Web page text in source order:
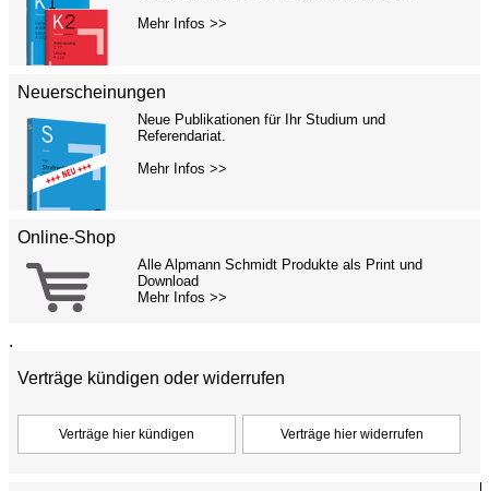
Mehr Infos >>
Neuerscheinungen
Neue Publikationen für Ihr Studium und
Referendariat.
Mehr Infos >>
Online-Shop
Alle Alpmann Schmidt Produkte als Print und
Download
Mehr Infos >>
.
Verträge kündigen oder widerrufen